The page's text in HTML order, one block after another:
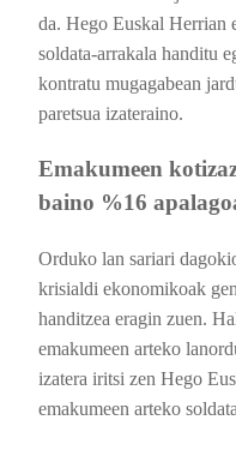
da. Hego Euskal Herrian
soldata-arrakala handitu
kontratu mugagabean
paretsua izateraino.
Emakumeen
baino %16
Orduko lan sariari
krisialdi ekonomikoak
handitzea eragin zuen.
emakumeen arteko
izatera iritsi zen Hego
emakumeen arteko